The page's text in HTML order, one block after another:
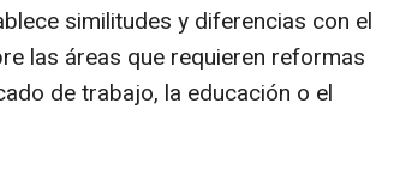
similitudes y diferencias con el
las áreas que requieren reformas
de trabajo, la educación o el